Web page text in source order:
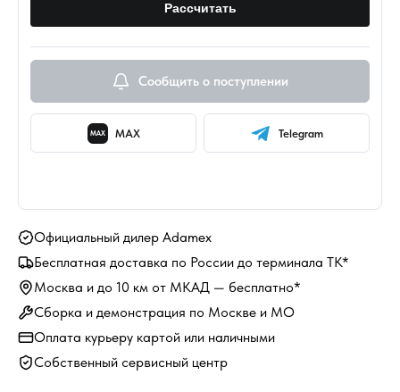
Рассчитать
Сообщить о поступлении
MAX MAX Telegram
Официальный дилер Adamex
Бесплатная доставка по России до терминала ТК*
Москва и до 10 км от МКАД — бесплатно*
Сборка и демонстрация по Москве и МО
Оплата курьеру картой или наличными
Собственный сервисный центр